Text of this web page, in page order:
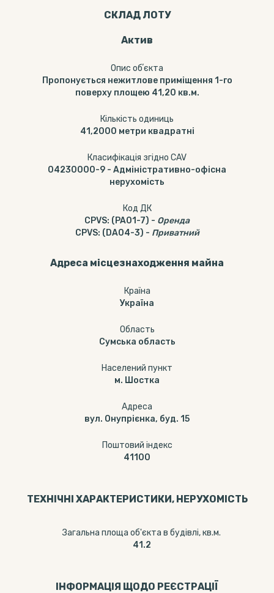
СКЛАД ЛОТУ
Актив
Опис обʼєкта
Пропонується нежитлове приміщення 1-го
поверху площею 41,20 кв.м.
Кількість одиниць
41,2000 метри квадратні
Класифікація згідно CAV
04230000-9 - Адміністративно-офісна
нерухомість
Код ДК
CPVS: (PA01-7) - Оренда
CPVS: (DA04-3) - Приватний
Адреса місцезнаходження майна
Країна
Україна
Область
Сумська область
Населений пункт
м. Шостка
Адреса
вул. Онупрієнка, буд. 15
Поштовий індекс
41100
ТЕХНІЧНІ ХАРАКТЕРИСТИКИ, НЕРУХОМІСТЬ
Загальна площа об'єкта в будівлі, кв.м.
41.2
ІНФОРМАЦІЯ ЩОДО РЕЄСТРАЦІЇ